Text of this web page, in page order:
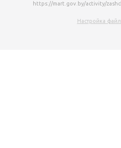
https://mart.gov.by/activity/
Настройка